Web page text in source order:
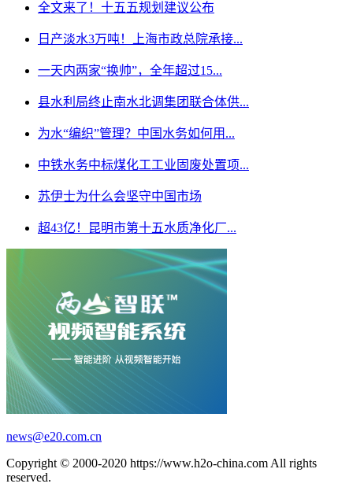
全文来了！十五五规划建议公布
日产淡水3万吨！上海市政总院承接...
一天内两家“换帅”，全年超过15...
县水利局终止南水北调集团联合体供...
为水“编织”管理？中国水务如何用...
中铁水务中标煤化工工业固废处置项...
苏伊士为什么会坚守中国市场
超43亿！昆明市第十五水质净化厂...
news@e20.com.cn
Copyright © 2000-2020 https://www.h2o-china.com All rights
reserved.